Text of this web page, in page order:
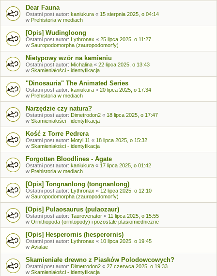
Dear Fauna
Ostatni post autor: kaniukura « 15 sierpnia 2025, o 04:14
w Prehistoria w mediach
[Opis] Wudingloong
Ostatni post autor: Lythronax « 25 lipca 2025, o 11:27
w Sauropodomorpha (zauropodomorfy)
Nietypowy wzór na kamieniu
Ostatni post autor: Michalina « 22 lipca 2025, o 13:43
w Skamieniałości - identyfikacja
"Dinosauria" The Animated Series
Ostatni post autor: kaniukura « 20 lipca 2025, o 17:34
w Prehistoria w mediach
Narzędzie czy natura?
Ostatni post autor: Dimetrodon2 « 18 lipca 2025, o 17:47
w Skamieniałości - identyfikacja
Kość z Torre Pedrera
Ostatni post autor: Motyl.11 « 18 lipca 2025, o 15:32
w Skamieniałości - identyfikacja
Forgotten Bloodlines - Agate
Ostatni post autor: kaniukura « 17 lipca 2025, o 01:42
w Prehistoria w mediach
[Opis] Tongnanlong (tongnanlong)
Ostatni post autor: Lythronax « 12 lipca 2025, o 12:10
w Sauropodomorpha (zauropodomorfy)
[Opis] Pulaosaurus (pulaozaur)
Ostatni post autor: Taurovenator « 11 lipca 2025, o 15:55
w Ornithopoda (ornitopody) i pozostałe ptasiomiedniczne
[Opis] Hesperornis (hesperornis)
Ostatni post autor: Lythronax « 10 lipca 2025, o 19:45
w Avialae
Skamieniałe drewno z Piasków Polodowcowych?
Ostatni post autor: Dimetrodon2 « 27 czerwca 2025, o 19:33
w Skamieniałości - identyfikacja